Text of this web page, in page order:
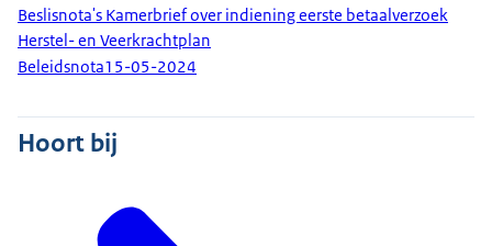
Beslisnota's Kamerbrief over indiening eerste betaalverzoek
Herstel- en Veerkrachtplan
Beleidsnota15-05-2024
Hoort bij